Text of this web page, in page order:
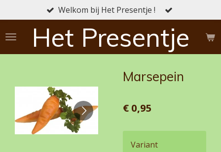
direct
naar
Het Presentje
Welkom bij Het Presentje !
Marsepein
€ 0,95
Variant